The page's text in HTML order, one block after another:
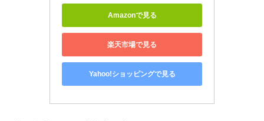
Amazonで見る
楽天市場で見る
Yahoo!ショッピングで見る